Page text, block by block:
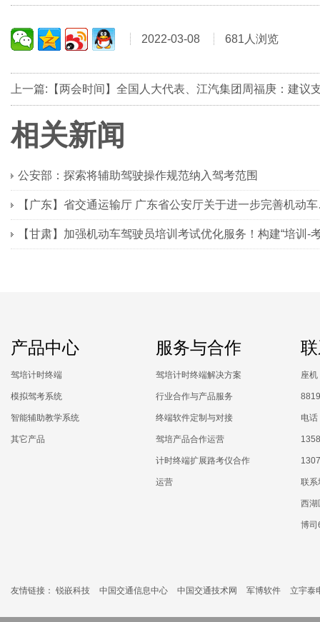
2022-03-08 681人浏览
相关新闻
公安部：探索将辅助驾驶操作规范纳入驾考范围
【广
产品中心
驾培计时终端
模拟驾考系统
智能辅助教学系统
其它产品
服务与合作
驾培计时终端解决方案
行业合作与产品服务
终端软件定制与对接
驾培产品合作运营
计时终端扩展路考仪合作
运营
座
电
联系
西湖
博司
友情链接： 锐嵌科技 中国交通信息中心 中国交通技术网 军博软件 立宇泰